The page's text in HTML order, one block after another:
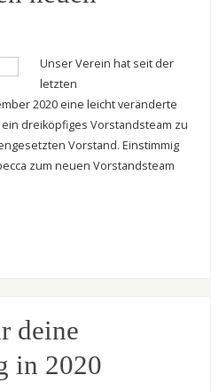
Unser Verein hat seit der
letzten
2020 eine leicht veränderte
dreiköpfiges Vorstandsteam zu
Vorstand. Einstimmig
zum neuen Vorstandsteam
deine
in 2020